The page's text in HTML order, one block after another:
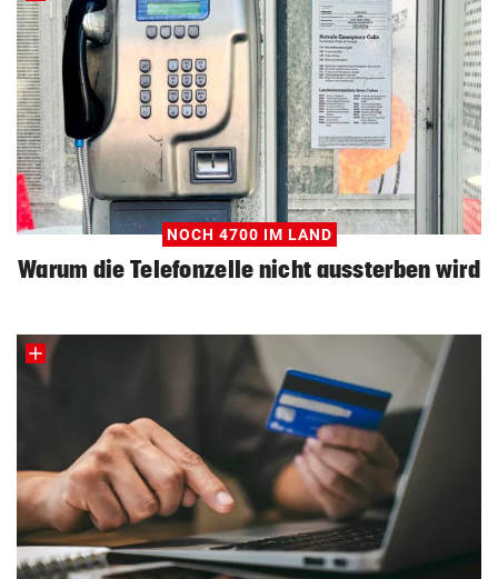
NOCH 4700 IM LAND
Warum die Telefonzelle nicht aussterben wird